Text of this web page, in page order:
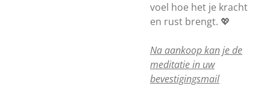
voel hoe het je kracht
en rust brengt. 💖
Na aankoop kan je de
meditatie in uw
bevestigingsmail